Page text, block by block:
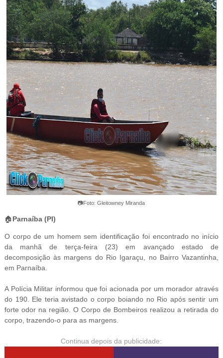
📷Foto: Gleitowney Miranda
🏠Parnaíba (PI)
O corpo de um homem sem identificação foi encontrado no início
da manhã de terça-feira (23) em avançado estado de
decomposição às margens do Rio Igaraçu, no Bairro Vazantinha,
em Parnaíba.
A Polícia Militar informou que foi acionada por um morador através
do 190. Ele teria avistado o corpo boiando no Rio após sentir um
forte odor na região. O Corpo de Bombeiros realizou a retirada do
corpo, trazendo-o para as margens.
Continua depois da publicidade: